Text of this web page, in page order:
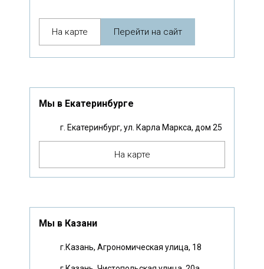
На карте Перейти на сайт
Мы в Екатеринбурге
г. Екатеринбург, ул. Карла Маркса, дом 25
На карте
Мы в Казани
г.Казань, Агрономическая улица, 18